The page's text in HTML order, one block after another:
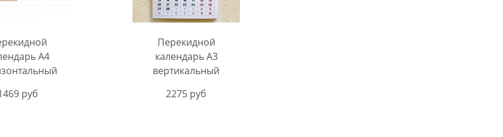
A4
руб
Перекидной
календарь A3
вертикальный
2275 руб